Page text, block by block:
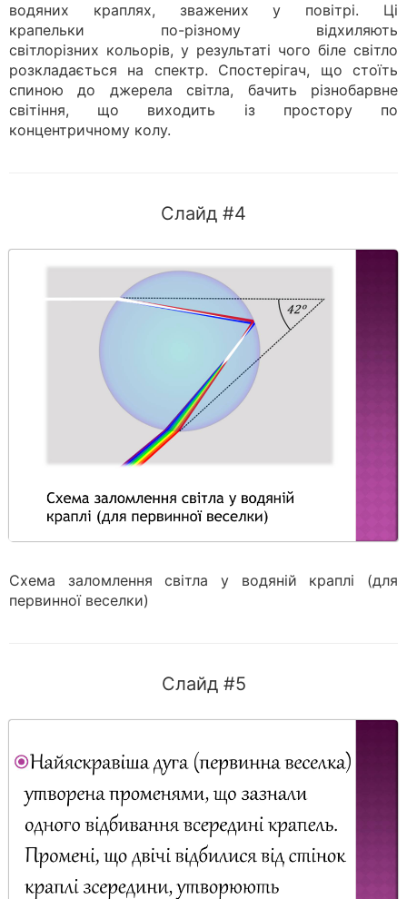
водяних краплях, зважених у повітрі. Ці
крапельки по-різному відхиляють
світлорізних кольорів, у результаті чого біле світло
розкладається на спектр. Спостерігач, що стоїть
спиною до джерела світла, бачить різнобарвне
світіння, що виходить із простору по
концентричному колу.
Слайд #4
Схема заломлення світла у водяній краплі (для
первинної веселки)
Слайд #5